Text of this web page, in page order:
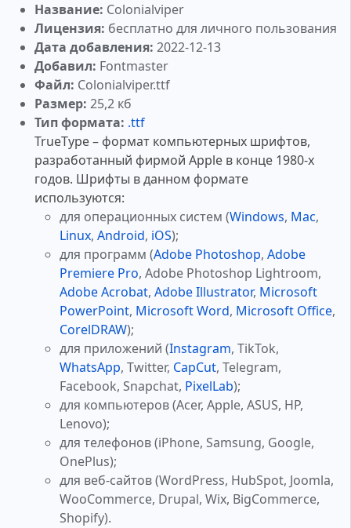
Название: Colonialviper
Лицензия: бесплатно для личного пользования
Дата добавления: 2022-12-13
Добавил: Fontmaster
Файл: Colonialviper.ttf
Размер: 25,2 кб
Тип формата: .ttf
TrueType – формат компьютерных шрифтов,
разработанный фирмой Apple в конце 1980-х
годов. Шрифты в данном формате
используются:
для операционных систем (Windows, Mac,
Linux, Android, iOS);
для программ (Adobe Photoshop, Adobe
Premiere Pro, Adobe Photoshop Lightroom,
Adobe Acrobat, Adobe Illustrator, Microsoft
PowerPoint, Microsoft Word, Microsoft Office,
CorelDRAW);
для приложений (Instagram, TikTok,
WhatsApp, Twitter, CapCut, Telegram,
Facebook, Snapchat, PixelLab);
для компьютеров (Acer, Apple, ASUS, HP,
Lenovo);
для телефонов (iPhone, Samsung, Google,
OnePlus);
для веб-сайтов (WordPress, HubSpot, Joomla,
WooCommerce, Drupal, Wix, BigCommerce,
Shopify).